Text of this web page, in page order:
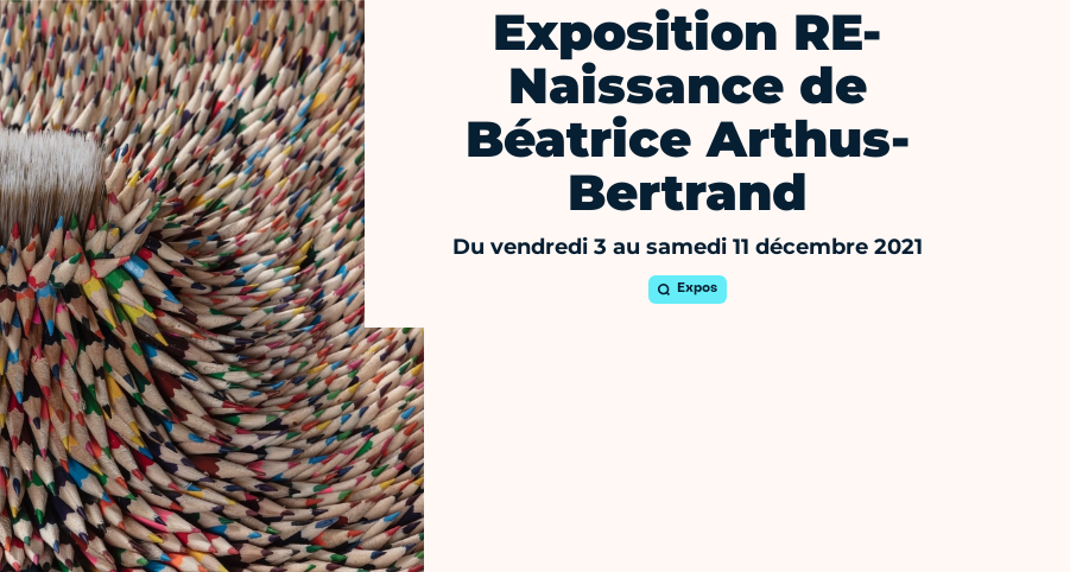
Exposition RE-
Naissance de
Béatrice Arthus-
Bertrand
Du vendredi 3 au samedi 11 décembre 2021
Expos